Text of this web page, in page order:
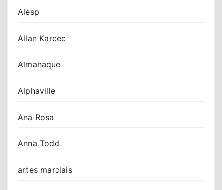
Alesp
Allan Kardec
Almanaque
Alphaville
Ana Rosa
Anna Todd
artes marciais